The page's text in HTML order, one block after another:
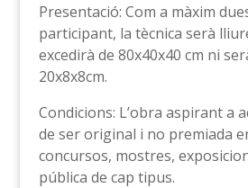
Presentació: Com a màxim
participant, la tècnica serà
excedirà de 80x40x40 cm ni
20x8x8cm.
Condicions: L’obra aspirant a
de ser original i no premiada
concursos, mostres,
pública de cap tipus.